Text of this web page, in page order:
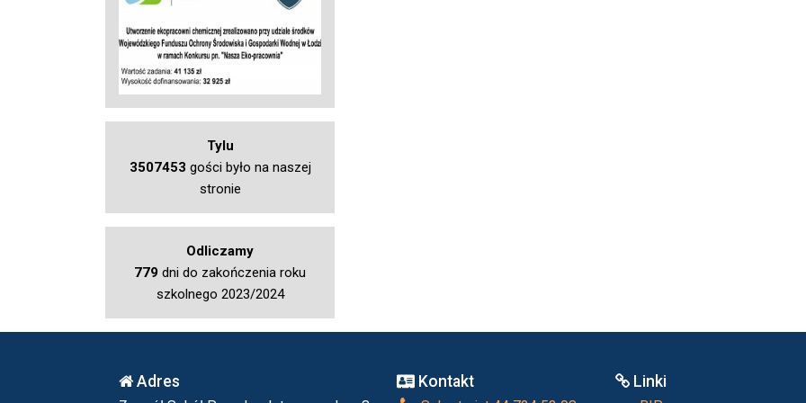
Tylu
3507453 gości było na naszej
stronie
Odliczamy
779 dni do zakończenia roku
szkolnego 2023/2024
Adres Kontakt Linki